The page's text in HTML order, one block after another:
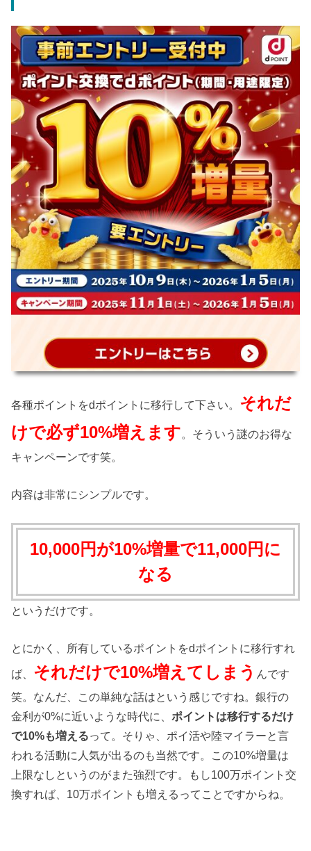
各種ポイントをdポイントに移行して下さい。 それだ
けで必ず10%増えます。そういう謎のお得な
キャンペーンです笑。
内容は非常にシンプルです。
10,000円が10%増量で11,000円に
なる
というだけです。
とにかく、所有しているポイントをdポイントに移行すれ
ば、 それだけで10%増えてしまう んです
笑。なんだ、この単純な話はという感じですね。銀行の
金利が0%に近いような時代に、ポイントは移行するだけ
で10%も増えるって。そりゃ、ポイ活や陸マイラーと言
われる活動に人気が出るのも当然です。この10%増量は
上限なしというのがまた強烈です。もし100万ポイント交
換すれば、10万ポイントも増えるってことですからね。